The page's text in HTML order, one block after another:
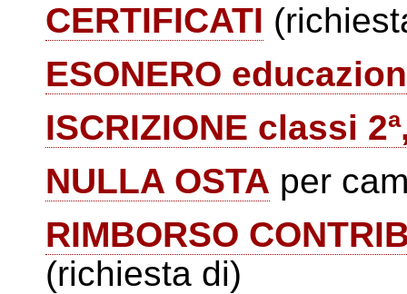
CERTIFICATI
ESONERO
ISCRIZIONE classi
NULLA OSTA per
RIMBORSO
(richiesta di)